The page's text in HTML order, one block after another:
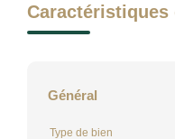
Caractéristiques
Général
Type de bien